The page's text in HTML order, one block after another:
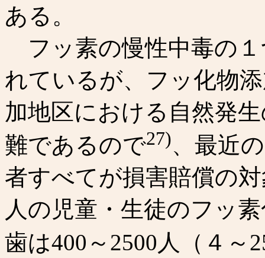
ある。
フッ素の慢性中毒の
れているが、フッ化物
加地区における自然発
難であるので27)、最近
者すべてが損害賠償の
人の児童・生徒のフッ
歯は400～2500人（４～